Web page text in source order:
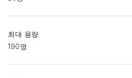
최대 용량
190명